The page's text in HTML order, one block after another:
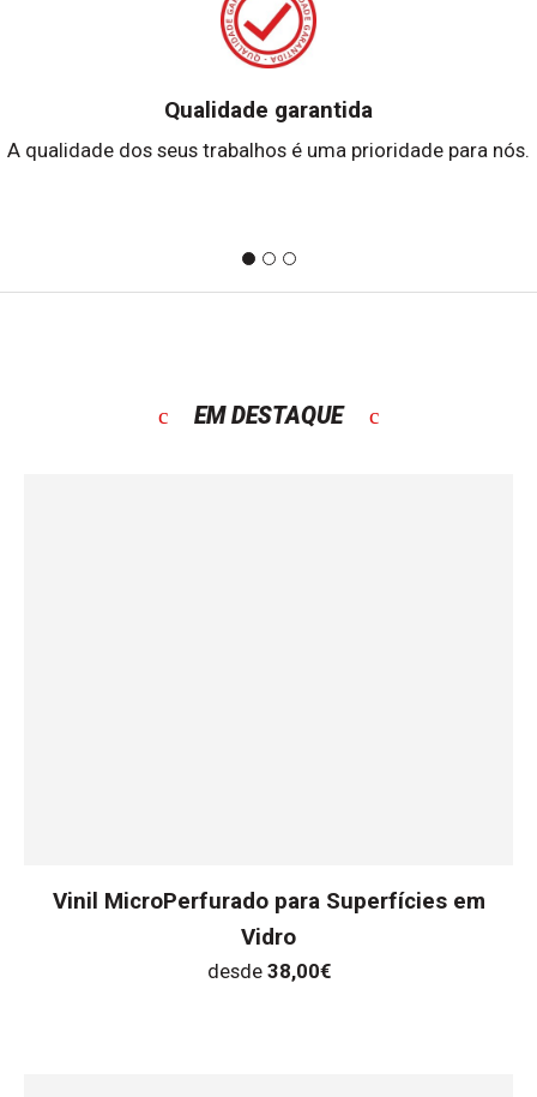
Qualidade garantida
A qualidade dos seus trabalhos é uma prioridade para nós.
EM DESTAQUE
Vinil MicroPerfurado para Superfícies em
Vidro
desde 38,00€